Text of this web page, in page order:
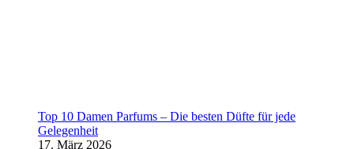
Top 10 Damen Parfums – Die besten Düfte für jede
Gelegenheit
17. März 2026